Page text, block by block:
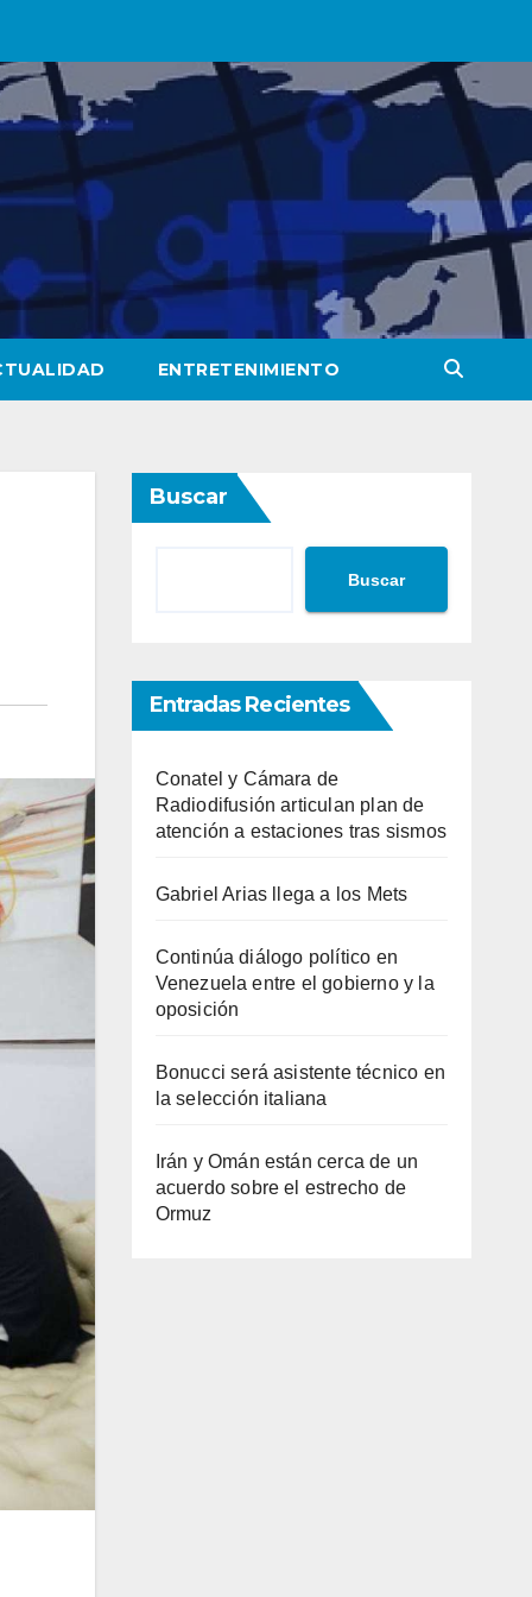
ENTRETENIMIENTO
Buscar
Buscar
Entradas Recientes
Conatel y Cámara de
Radiodifusión articulan plan de
atención a estaciones tras sismos
Gabriel Arias llega a los Mets
Continúa diálogo político en
Venezuela entre el gobierno y la
oposición
Bonucci será asistente técnico en
la selección italiana
Irán y Omán están cerca de un
acuerdo sobre el estrecho de
Ormuz